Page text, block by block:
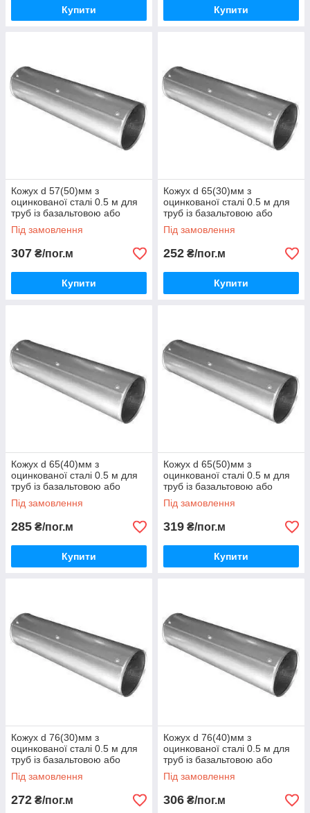
Купити Купити
Кожух d 57(50)мм з
оцинкованої сталі 0.5 м для
труб із базальтовою або
каучуковою теплоізоляцією
Під замовлення
307 ₴/пог.м
Купити
Кожух d 65(30)мм з
оцинкованої сталі 0.5 м для
труб із базальтовою або
каучуковою теплоізоляцією
Під замовлення
252 ₴/пог.м
Купити
Кожух d 65(40)мм з
оцинкованої сталі 0.5 м для
труб із базальтовою або
каучуковою теплоізоляцією
Під замовлення
285 ₴/пог.м
Купити
Кожух d 65(50)мм з
оцинкованої сталі 0.5 м для
труб із базальтовою або
каучуковою теплоізоляцією
Під замовлення
319 ₴/пог.м
Купити
Кожух d 76(30)мм з
оцинкованої сталі 0.5 м для
труб із базальтовою або
каучуковою теплоізоляцією
Під замовлення
272 ₴/пог.м
Кожух d 76(40)мм з
оцинкованої сталі 0.5 м для
труб із базальтовою або
каучуковою теплоізоляцією
Під замовлення
306 ₴/пог.м